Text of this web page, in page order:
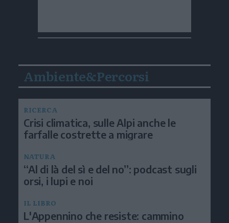
Ambiente&Percorsi
RICERCA
Crisi climatica, sulle Alpi anche le
farfalle costrette a migrare
NATURA
“Al di là del sì e del no”: podcast sugli
orsi, i lupi e noi
IL LIBRO
L'Appennino che resiste: cammino